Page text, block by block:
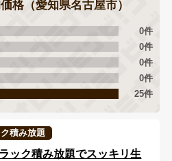
格（愛知県名古屋市）
0件
0件
0件
0件
25件
積み放題
ック積み放題でスッキリ生